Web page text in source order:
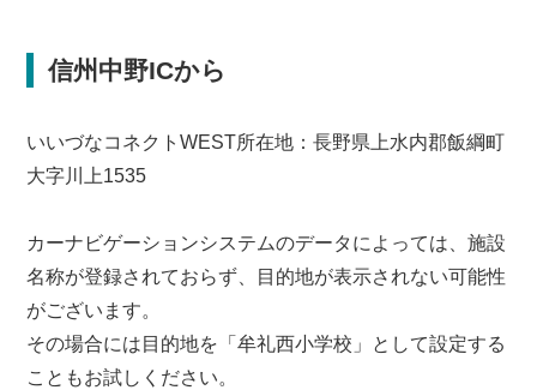
信州中野ICから
いいづなコネクトWEST所在地：長野県上水内郡飯綱町
大字川上1535
カーナビゲーションシステムのデータによっては、施設
名称が登録されておらず、目的地が表示されない可能性
がございます。
その場合には目的地を「牟礼西小学校」として設定する
こともお試しください。